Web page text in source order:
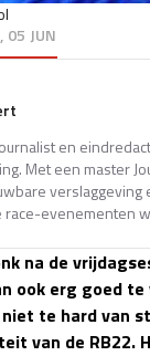
05 JUN
en
Met een master
race-evenementen
na de
ook erg goed
te hard van
van de RB22.